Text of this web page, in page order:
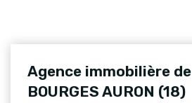
Agence immobilière de
BOURGES AURON (18)